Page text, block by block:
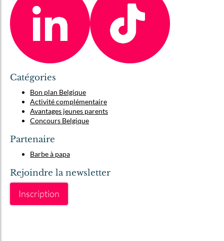
Catégories
Bon plan Belgique
Activité complémentaire
Avantages jeunes parents
Concours Belgique
Partenaire
Barbe à papa
Rejoindre la newsletter
Inscription